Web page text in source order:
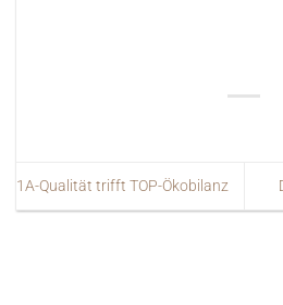
1A-Qualität trifft TOP-Ökobilanz